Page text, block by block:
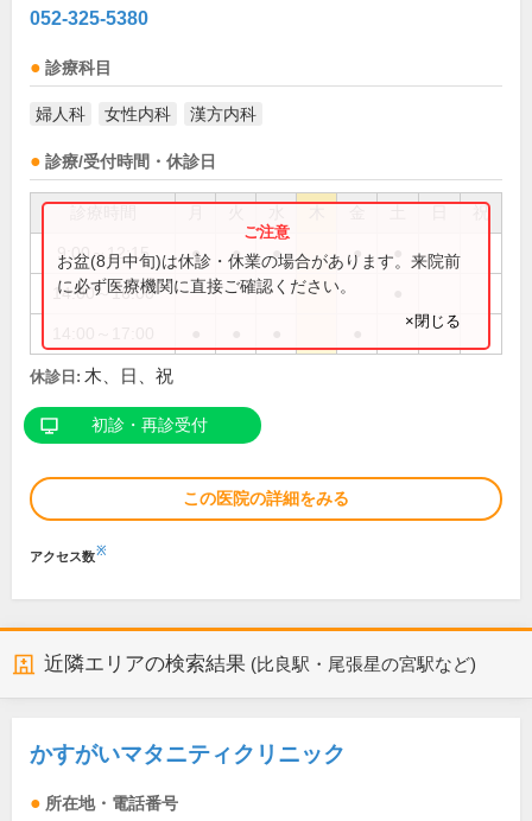
052-325-5380
診療科目
婦人科 女性内科 漢方内科
診療/受付時間・休診日
祝
9:00～12:15 ● ● ● ●
14:00～16:00
お盆(8月中旬)は休診・休業の場合があります。来院前
に必ず医療機関に直接ご確認ください。
×閉じる
休診日: 木、日、祝
初診・再診受付
この医院の詳細をみる
アクセス数※
近隣エリアの検索結果 (比良駅・尾張星の宮駅など)
かすがいマタニティクリニック
所在地・電話番号